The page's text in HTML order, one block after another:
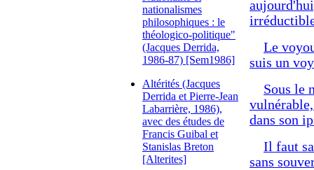
nationalismes
philosophiques : le
théologico-politique"
(Jacques Derrida,
1986-87) [Sem1986]
Altérités (Jacques
Derrida et Pierre-Jean
Labarrière, 1986),
avec des études de
Francis Guibal et
Stanislas Breton
[Alterites]
Le
suis un
Sous le
dans son
Il faut
sans